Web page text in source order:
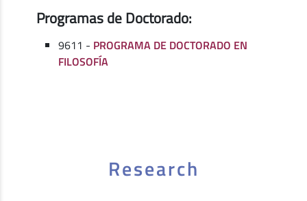
Programas de Doctorado:
9611 - PROGRAMA DE DOCTORADO EN
FILOSOFÍA
Research